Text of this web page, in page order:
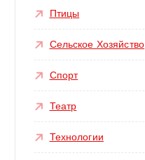
Птицы
Сельское Хозяйство
Спорт
Театр
Технологии